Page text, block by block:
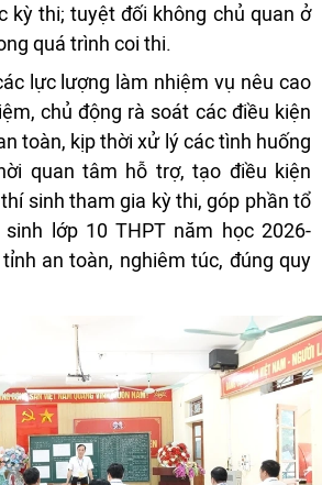
kỳ thi; tuyệt đối không chủ quan ở
quá trình coi thi.
lực lượng làm nhiệm vụ nêu cao
chủ động rà soát các điều kiện
toàn, kịp thời xử lý các tình huống
quan tâm hỗ trợ, tạo điều kiện
sinh tham gia kỳ thi, góp phần tổ
lớp 10 THPT năm học 2026-
an toàn, nghiêm túc, đúng quy